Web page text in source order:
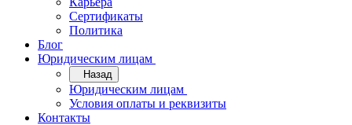
Сертификаты
Политика
Блог
Юридическим лицам
Назад
Юридическим лицам
Условия оплаты и реквизиты
Контакты